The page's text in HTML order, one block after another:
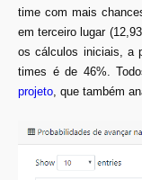
time com mais
em terceiro lugar
os cálculos iniciais, a
times é de 46%.
projeto , que também